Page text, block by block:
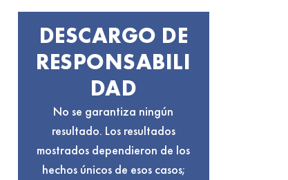
DESCARGO DE
RESPONSABILI
DAD
No se garantiza ningún
resultado. Los resultados
mostrados dependieron de los
hechos únicos de esos casos;